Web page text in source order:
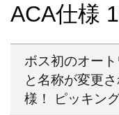
ACA仕様
ボス初のオー
と名称が変更
様！ ピッキン